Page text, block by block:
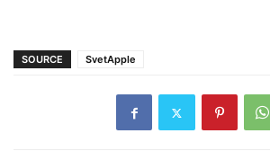
SOURCE SvetApple